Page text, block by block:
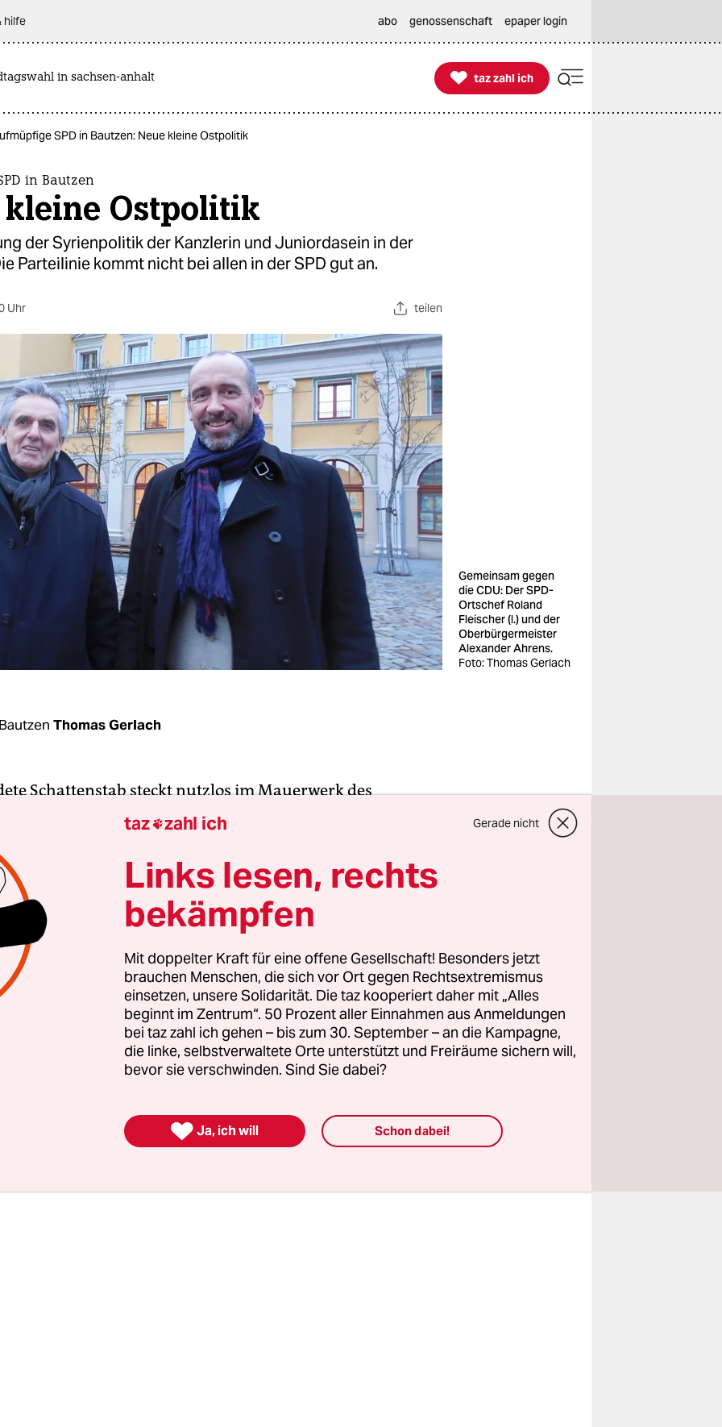
hilfe abo genossenschaft epaper login
in sachsen-anhalt 
taz zahl ich
taz zahl ich
SPD in Bautzen: Neue kleine Ostpolitik
in Bautzen
kleine Ostpolitik
der Syrienpolitik der Kanzlerin und Juniordasein in der
Parteilinie kommt nicht bei allen in der SPD gut an.
Uhr teilen
Gemeinsam gegen
die CDU: Der SPD-
Ortschef Roland
Fleischer (l.) und der
Oberbürgermeister
Alexander Ahrens.
Foto: Thomas Gerlach
Thomas Gerlach
Schattenstab steckt nutzlos im Mauerwerk des
Er wirft keinen Strich auf die Sonnenuhr, der Himmel über
ein kalter Wind fegt über den Platz. Den
hochgeschlagen, betritt Roland Fleischer das kleine Café
Vor vielen Jahren kam er aus Freiburg hierher, an
hat er sich gewöhnt. „Wenn der Wind nicht weiß wohin,
über Budissin“, deklamiert er und lacht. Fast schon ein
sein Zungenschlag erinnert an den Schwaben.
hieß die sächsische Stadt bis vor 150 Jahren offiziell.
zurückgekämmten Haar und dem geraden,
Blick scheint Roland Fleischer einem alten Agentenfilm
Aber er ist kein Wiedergänger von Cary Grant, sondern
taz zahl ich Gerade nicht
Links lesen, rechts
bekämpfen
Mit doppelter Kraft für eine offene Gesellschaft! Besonders jetzt
brauchen Menschen, die sich vor Ort gegen Rechtsextremismus
einsetzen, unsere Solidarität. Die taz kooperiert daher mit „Alles
beginnt im Zentrum“. 50 Prozent aller Einnahmen aus Anmeldungen
bei taz zahl ich gehen – bis zum 30. September – an die Kampagne,
die linke, selbstverwaltete Orte unterstützt und Freiräume sichern will,
bevor sie verschwinden. Sind Sie dabei?
 Ja, ich will Schon dabei!